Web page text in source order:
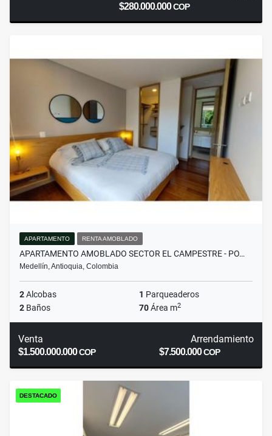
$280.000.000COP
APARTAMENTO RENTA AMOBLADO
APARTAMENTO AMOBLADO SECTOR EL CAMPESTRE - PO…
Medellín, Antioquia, Colombia
2Alcobas 1 Parqueaderos
2 Baños 70Área m2
Venta
$1.500.000.000COP
Arrendamiento
$7.500.000COP
DESTACADO